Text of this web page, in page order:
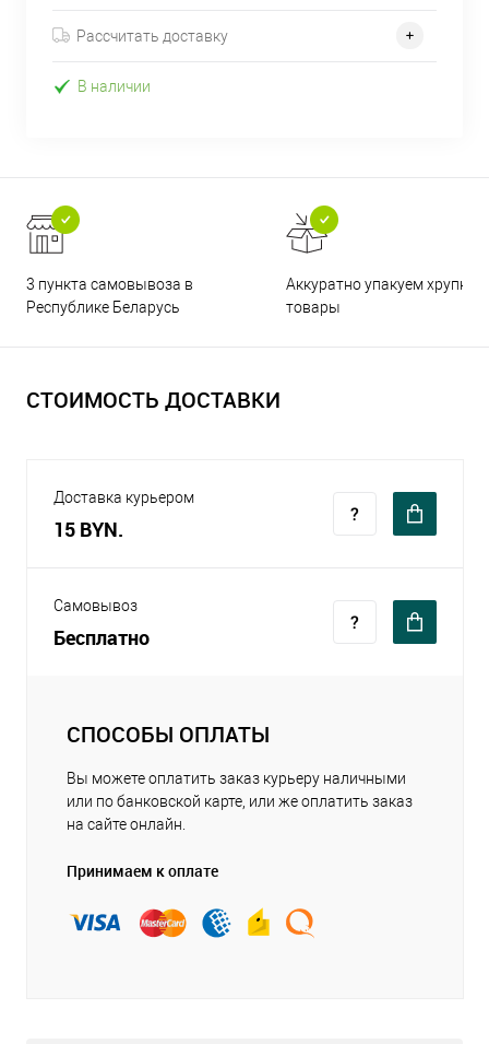
Рассчитать доставку
В наличии
3 пункта самовывоза в
Республике Беларусь
Аккуратно упакуем хрупкие
товары
СТОИМОСТЬ ДОСТАВКИ
Доставка курьером
15 BYN.
Самовывоз
Бесплатно
СПОСОБЫ ОПЛАТЫ
Вы можете оплатить заказ курьеру наличными
или по банковской карте, или же оплатить заказ
на сайте онлайн.
Принимаем к оплате